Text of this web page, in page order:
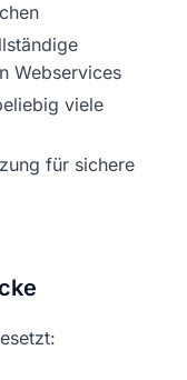
Webservices
viele
für sichere